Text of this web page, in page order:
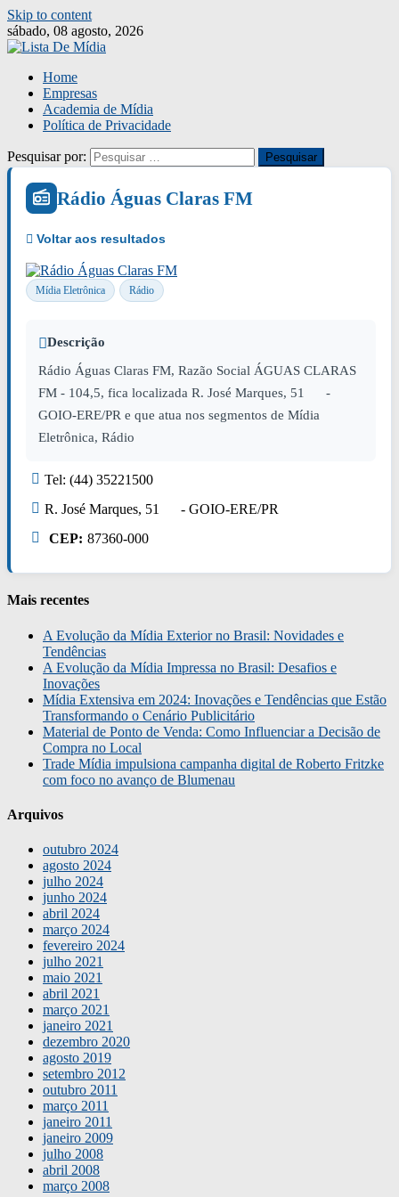
Skip to content
sábado, 08 agosto, 2026
Home
Empresas
Academia de Mídia
Política de Privacidade
Pesquisar por:
Rádio Águas Claras FM
Mídia Eletrônica Rádio
Descrição
Rádio Águas Claras FM, Razão Social ÁGUAS CLARAS
FM - 104,5, fica localizada R. José Marques, 51 -
GOIO-ERE/PR e que atua nos segmentos de Mídia
Eletrônica, Rádio
Tel: (44) 35221500
R. José Marques, 51 - GOIO-ERE/PR
CEP: 87360-000
Mais recentes
A Evolução da Mídia Exterior no Brasil: Novidades e
Tendências
A Evolução da Mídia Impressa no Brasil: Desafios e
Inovações
Mídia Extensiva em 2024: Inovações e Tendências que Estão
Transformando o Cenário Publicitário
Material de Ponto de Venda: Como Influenciar a Decisão de
Compra no Local
Trade Mídia impulsiona campanha digital de Roberto Fritzke
com foco no avanço de Blumenau
Arquivos
outubro 2024
agosto 2024
julho 2024
junho 2024
abril 2024
março 2024
fevereiro 2024
julho 2021
maio 2021
abril 2021
março 2021
janeiro 2021
dezembro 2020
agosto 2019
setembro 2012
outubro 2011
março 2011
janeiro 2011
janeiro 2009
julho 2008
abril 2008
março 2008